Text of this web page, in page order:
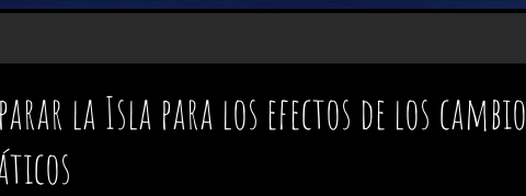
la Isla para los efectos de los